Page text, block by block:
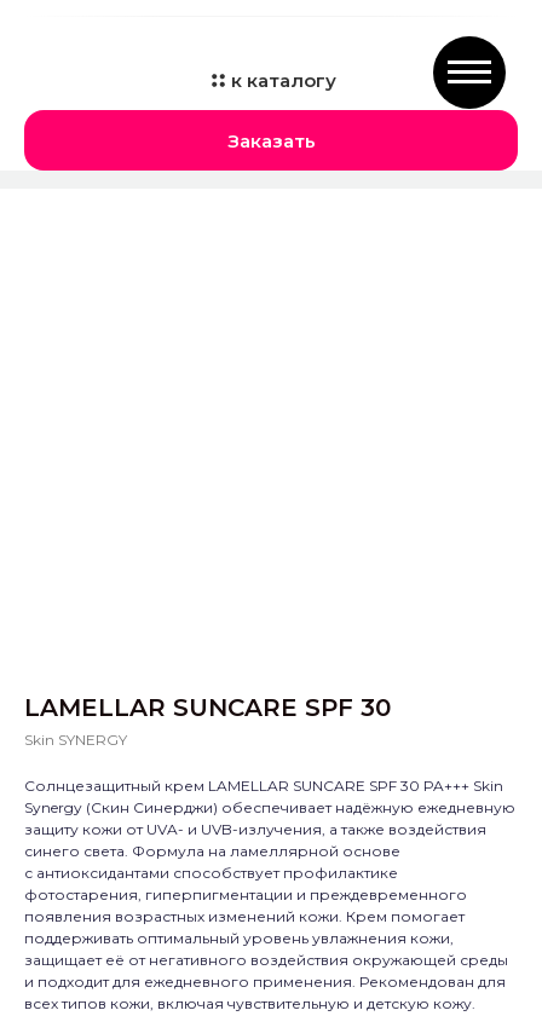
к каталогу
Заказать
LAMELLAR SUNCARE SPF 30
Skin SYNERGY
Солнцезащитный крем LAMELLAR SUNCARE SPF 30 PA+++ Skin
Synergy (Скин Синерджи) обеспечивает надёжную ежедневную
защиту кожи от UVA- и UVB-излучения, а также воздействия
синего света. Формула на ламеллярной основе
с антиоксидантами способствует профилактике
фотостарения, гиперпигментации и преждевременного
появления возрастных изменений кожи. Крем помогает
поддерживать оптимальный уровень увлажнения кожи,
защищает её от негативного воздействия окружающей среды
и подходит для ежедневного применения. Рекомендован для
всех типов кожи, включая чувствительную и детскую кожу.